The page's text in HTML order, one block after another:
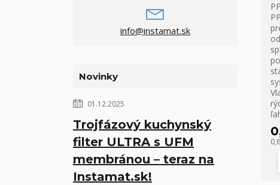
info@instamat.sk
Novinky
01.12.2025
Trojfázový kuchynský
filter ULTRA s UFM
membránou – teraz na
Instamat.sk!